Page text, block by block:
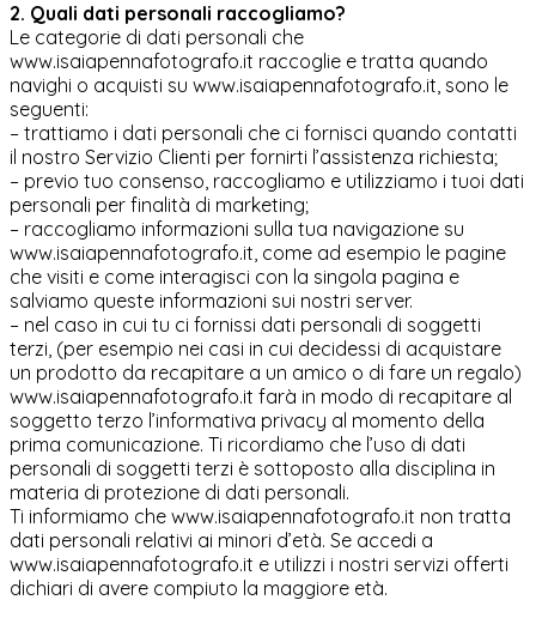
2. Quali dati personali raccogliamo?
Le categorie di dati personali che
www.isaiapennafotografo.it raccoglie e tratta quando
navighi o acquisti su www.isaiapennafotografo.it, sono le
seguenti:
– trattiamo i dati personali che ci fornisci quando contatti
il nostro Servizio Clienti per fornirti l’assistenza richiesta;
– previo tuo consenso, raccogliamo e utilizziamo i tuoi dati
personali per finalità di marketing;
– raccogliamo informazioni sulla tua navigazione su
www.isaiapennafotografo.it, come ad esempio le pagine
che visiti e come interagisci con la singola pagina e
salviamo queste informazioni sui nostri server.
– nel caso in cui tu ci fornissi dati personali di soggetti
terzi, (per esempio nei casi in cui decidessi di acquistare
un prodotto da recapitare a un amico o di fare un regalo)
www.isaiapennafotografo.it farà in modo di recapitare al
soggetto terzo l’informativa privacy al momento della
prima comunicazione. Ti ricordiamo che l’uso di dati
personali di soggetti terzi è sottoposto alla disciplina in
materia di protezione di dati personali.
Ti informiamo che www.isaiapennafotografo.it non tratta
dati personali relativi ai minori d’età. Se accedi a
www.isaiapennafotografo.it e utilizzi i nostri servizi offerti
dichiari di avere compiuto la maggiore età.